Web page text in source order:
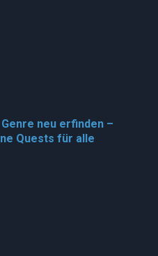
Genre neu erfinden –
Quests für alle